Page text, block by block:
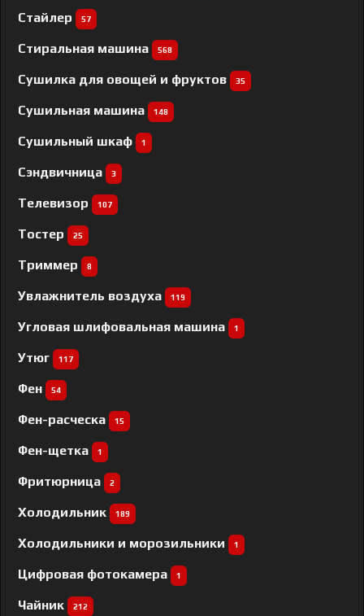
Стайлер 57
Стиральная машина 568
Сушилка для овощей и фруктов 35
Сушильная машина 148
Сушильный шкаф 1
Сэндвичница 3
Телевизор 107
Тостер 25
Триммер 8
Увлажнитель воздуха 119
Угловая шлифовальная машина 1
Утюг 117
Фен 54
Фен-расческа 15
Фен-щетка 1
Фритюрница 2
Холодильник 189
Холодильники и морозильники 1
Цифровая фотокамера 1
Чайник 212